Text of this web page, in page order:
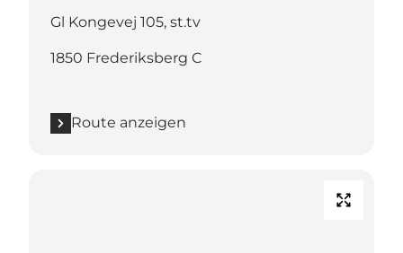
Gl Kongevej 105, st.tv
1850 Frederiksberg C
Route anzeigen